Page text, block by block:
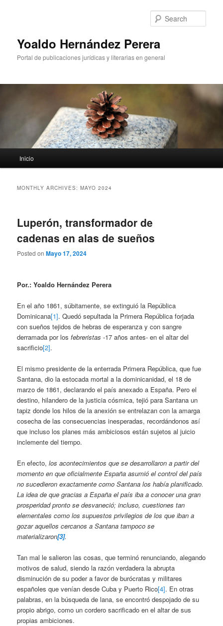
Yoaldo Hernández Perera
Portal de publicaciones jurídicas y literarias en general
Skip to primary content
Skip to secondary content
Inicio
MONTHLY ARCHIVES:MAYO 2024
Luperón, transformador de
cadenas en alas de sueños
Posted onMayo 17, 2024
Por.: Yoaldo Hernández Perera
En el año 1861, súbitamente, se extinguió la República
Dominicana[1]. Quedó sepultada la Primera República forjada
con sueños tejidos de hebras de esperanza y con sangre
derramada por losfebreristas -17 años antes- en el altar del
sacrificio[2].
El mismo presidente de la enterrada Primera República, que fue
Santana, dio la estocada mortal a la dominicanidad, el 18 de
marzo de 1861, declarando el país anexado a España. Pero el
destino, hilandero de la justicia cósmica, tejió para Santana un
tapiz donde los hilos de la anexión se entrelazan con la amarga
cosecha de las consecuencias inesperadas, recordándonos así
que incluso los planes más ambiciosos están sujetos al juicio
inclemente del tiempo.
En efecto,los acontecimientos que se desarrollaron a partir del
momento en que oficialmente España asumió el control del país
no sucedieron exactamente como Santana los había planificado.
La idea de que gracias a España el país iba a conocer una gran
prosperidad pronto se desvaneció; incluso, cuestiones tan
elementales como los supuestos privilegios de los que iban a
gozar aquellos cercanos a Santana tampoco se
materializaron[3].
Tan mal le salieron las cosas, que terminó renunciando, alegando
motivos de salud, siendo la razón verdadera la abrupta
disminución de su poder a favor de burócratas y militares
españoles que venían desde Cuba y Puerto Rico[4]. En otras
palabras, en la búsqueda de lana, se encontró despojado de su
propio abrigo, como un cordero sacrificado en el altar de sus
propias ambiciones.